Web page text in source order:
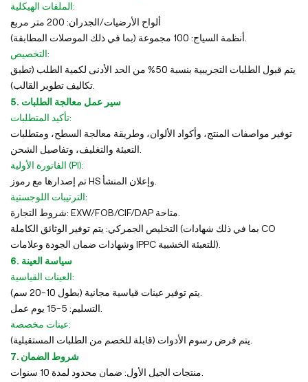
الملفات الهيكلية:
ألواح الأرضيات/الجدران: 200 متر مربع
أنظمة السياج: 100 مجموعة (بما في ذلك الموصلات المطابقة).
التخصيص:
يتم قبول الطلبات التجريبية بنسبة 50% من الحد الأدنى لكمية الطلب (تطبق
تكاليف تطوير القالب).
5. سير عمل معالجة الطلبات
تأكيد المتطلبات:
توفير مواصفات المنتج، وأكواد الألوان، وطريقة معالجة السطح، ومتطلبات
التعبئة والتغليف، وتفاصيل الشحن.
الفاتورة الأولية (PI):
تم إصدارها مع رموز HS وإعلان المنشأ.
الترتيبات اللوجستية:
شروط التجارة: EXW/FOB/CIF/DAP متاحة.
التخليص الجمركي: يتم توفير الوثائق الكاملة (بما في ذلك شهادات CO
وشهادات ضمان الجودة وعلامات IPPC للتعبئة الخشبية).
6. سياسة العينة
العينات القياسية:
يتم توفير عينات قياسية مجانية (بطول 10-20 سم).
التسليم: 5-15 يوم عمل.
عينات مخصصة:
يتم فرض رسوم الأدوات (قابلة للخصم من الطلبات المستقبلية).
7. شروط الضمان
منتجات الجيل الأول: ضمان محدود لمدة 10 سنوات.